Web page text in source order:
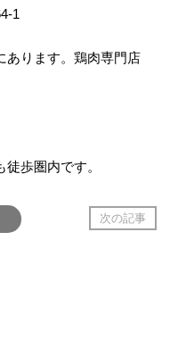
1
あります。鶏肉専門店
歩圏内です。
次の記事